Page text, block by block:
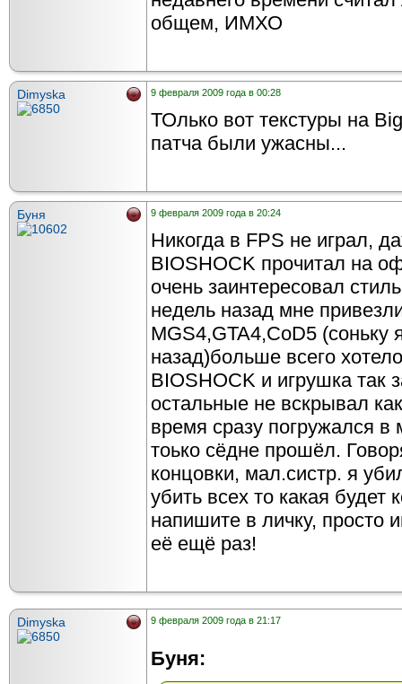
общем, ИМХО
Dimyska 9 февраля 2009 года в 00:28
ТОлько вот текстуры на
патча были ужасны...
Буня 9 февраля 2009 года в 20:24
Никогда в FPS не играл,
BIOSHOCK прочитал на
очень заинтересовал
недель назад мне
MGS4,GTA4,CoD5 (соньку
назад)больше всего
BIOSHOCK и игрушка так
остальные не вскрывал
время сразу погружался в
тоько сёдне прошёл.
концовки, мал.систр. я
убить всех то какая будет
напишите в личку, просто
её ещё раз!
Dimyska 9 февраля 2009 года в 21:17
Буня: